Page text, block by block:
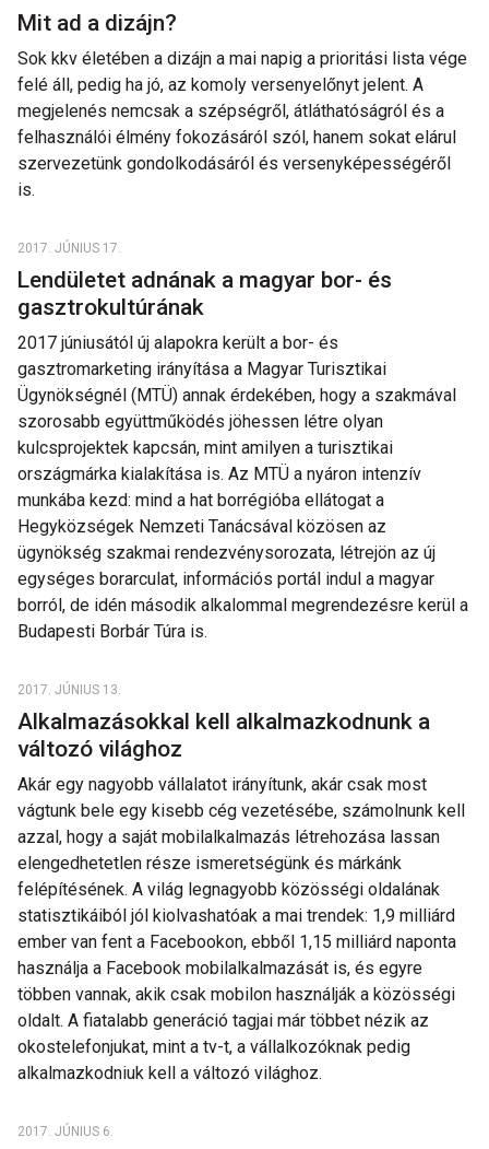
Mit ad a dizájn?
Sok kkv életében a dizájn a mai napig a prioritási lista vége
felé áll, pedig ha jó, az komoly versenyelőnyt jelent. A
megjelenés nemcsak a szépségről, átláthatóságról és a
felhasználói élmény fokozásáról szól, hanem sokat elárul
szervezetünk gondolkodásáról és versenyképességéről
is.
2017. JÚNIUS 17.
Lendületet adnának a magyar bor- és
gasztrokultúrának
2017 júniusától új alapokra került a bor- és
gasztromarketing irányítása a Magyar Turisztikai
Ügynökségnél (MTÜ) annak érdekében, hogy a szakmával
szorosabb együttműködés jöhessen létre olyan
kulcsprojektek kapcsán, mint amilyen a turisztikai
országmárka kialakítása is. Az MTÜ a nyáron intenzív
munkába kezd: mind a hat borrégióba ellátogat a
Hegyközségek Nemzeti Tanácsával közösen az
ügynökség szakmai rendezvénysorozata, létrejön az új
egységes borarculat, információs portál indul a magyar
borról, de idén második alkalommal megrendezésre kerül a
Budapesti Borbár Túra is.
2017. JÚNIUS 13.
Alkalmazásokkal kell alkalmazkodnunk a
változó világhoz
Akár egy nagyobb vállalatot irányítunk, akár csak most
vágtunk bele egy kisebb cég vezetésébe, számolnunk kell
azzal, hogy a saját mobilalkalmazás létrehozása lassan
elengedhetetlen része ismeretségünk és márkánk
felépítésének. A világ legnagyobb közösségi oldalának
statisztikáiból jól kiolvashatóak a mai trendek: 1,9 milliárd
ember van fent a Facebookon, ebből 1,15 milliárd naponta
használja a Facebook mobilalkalmazását is, és egyre
többen vannak, akik csak mobilon használják a közösségi
oldalt. A fiatalabb generáció tagjai már többet nézik az
okostelefonjukat, mint a tv-t, a vállalkozóknak pedig
alkalmazkodniuk kell a változó világhoz.
2017. JÚNIUS 6.